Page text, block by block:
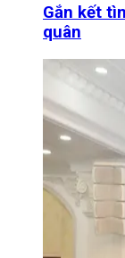
Gắn kết
quân